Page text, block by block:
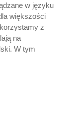
w języku
większości
z
na
W tym